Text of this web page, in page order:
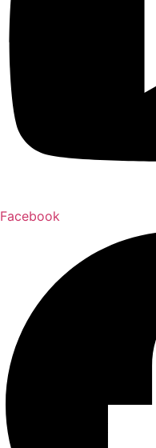
Facebook